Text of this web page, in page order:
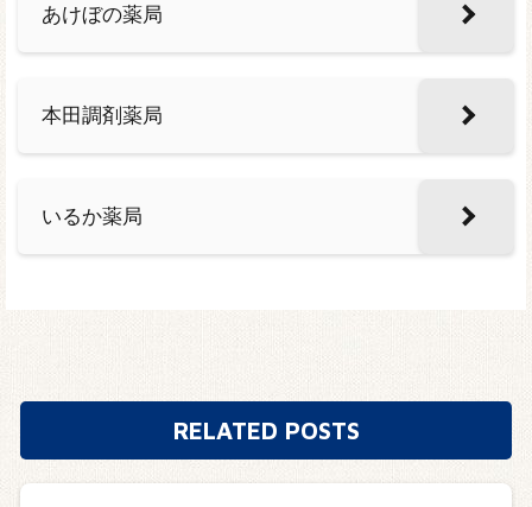
あけぼの薬局
本田調剤薬局
いるか薬局
RELATED POSTS